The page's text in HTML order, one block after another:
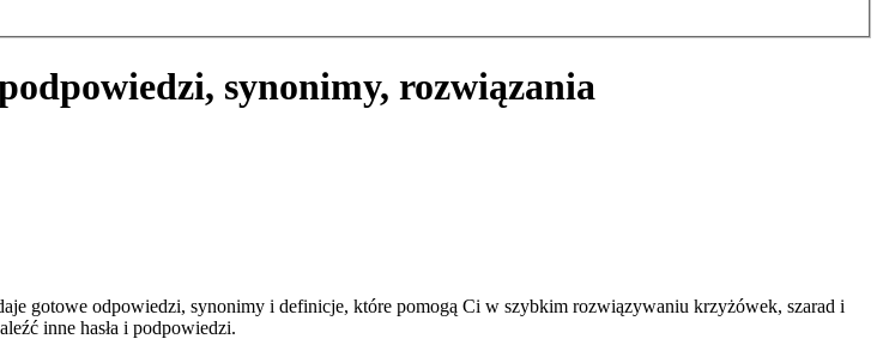
synonimy, rozwiązania
gotowe odpowiedzi, synonimy i definicje, które pomogą Ci w szybkim rozwiązywaniu krzyżówek, szarad i
inne hasła i podpowiedzi.